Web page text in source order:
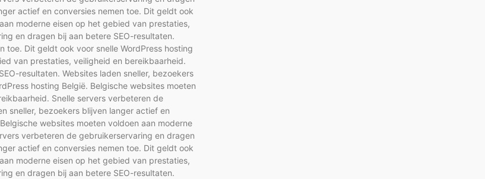
actief en conversies nemen toe. Dit geldt ook
moderne eisen op het gebied van prestaties,
en dragen bij aan betere SEO-resultaten.
toe. Dit geldt ook voor snelle WordPress hosting
van prestaties, veiligheid en bereikbaarheid.
resultaten. Websites laden sneller, bezoekers
hosting België. Belgische websites moeten
Snelle servers verbeteren de
sneller, bezoekers blijven langer actief en
websites moeten voldoen aan moderne
verbeteren de gebruikerservaring en dragen
actief en conversies nemen toe. Dit geldt ook
moderne eisen op het gebied van prestaties,
en dragen bij aan betere SEO-resultaten.